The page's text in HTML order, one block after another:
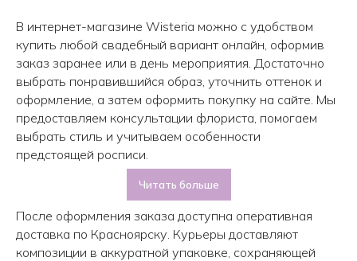
В интернет-магазине Wisteria можно с удобством
купить любой свадебный вариант онлайн, оформив
заказ заранее или в день мероприятия. Достаточно
выбрать понравившийся образ, уточнить оттенок и
оформление, а затем оформить покупку на сайте. Мы
предоставляем консультации флориста, помогаем
выбрать стиль и учитываем особенности
предстоящей росписи.
Читать больше
После оформления заказа доступна оперативная
доставка по Красноярску. Курьеры доставляют
композиции в аккуратной упаковке, сохраняющей